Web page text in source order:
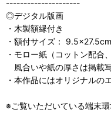
---------------------
◎デジタル版画
・木製額縁付き
・額付サイズ： 9.5×27.5cm
・モロー紙（コットン配
風合いや紙の厚さは掲載
・本作品にはオリジナルの
※ご覧いただいている端末